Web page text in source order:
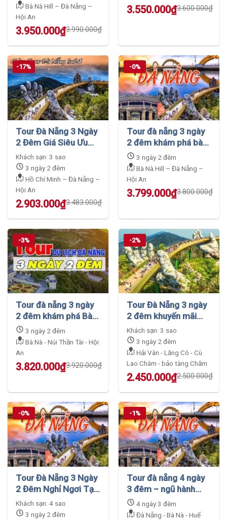
Bà Nà Hill – Đà Nẵng –
Hội An
3.990.000₫
Original
3.990.000₫.
3.950.000₫
Current
3.950.000₫.
3.600.000₫
Original
3.550.000₫
Current
-17%
Tour Đà Nẵng 3 Ngày
2 Đêm Giá Siêu Ưu
Đãi Bạn Không Thể
Bỏ Lỡ
Khách sạn: 3 sao
3 ngày 2 đêm
Hồ Chí Minh – Đà Nẵng –
Hội An
3.483.000₫
Original
3.483.000₫.
2.903.000₫
Current
2.903.000₫.
-0%
Tour đà nẵng 3 ngày
2 đêm khám phá bà
nà hills – hội an –
rừng dừa – núi thần
tài
3 ngày 2 đêm
Bà Nà Hill – Đà Nẵng –
Hội An
3.800.000₫
Original
3.800.000₫.
3.799.000₫
Current
3.799.000₫.
-3%
Tour đà nẵng 3 ngày
2 đêm khám phá Bà
Nà và Núi Thần Tài
3 ngày 2 đêm
Bà Nà - Núi Thần Tài - Hội
An
3.920.000₫
Original
3.920.000₫.
3.820.000₫
Current
3.820.000₫.
-2%
Tour Đà Nẵng 3 ngày
2 đêm khuyến mãi
hót lên đến 10% khi
đặt tour
Khách sạn: 3 sao
3 ngày 2 đêm
Hải Vân - Lăng Cô - Cù
Lao Chàm - bảo tàng Chăm
2.500.000₫
Original
2.500.000₫.
2.450.000₫
Current
2.450.000₫.
-0%
Tour Đà Nẵng 3 Ngày
2 Đêm Nghỉ Ngơi Tại
Khách Sạn 4 Sao Cao
Cấp
Khách sạn: 4 sao
3 ngày 2 đêm
-1%
Tour đà nẵng 4 ngày
3 đêm – ngũ hành
sơn – bà nà hills – huế
4 ngày 3 đêm
Đà Nẵng - Bà Nà - Huế